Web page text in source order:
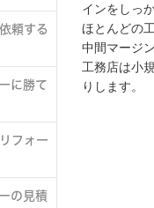
頼する
に勝て
フォー
の見積
インをしっ
ほとんどの
中間マージ
工務店は小
りします。